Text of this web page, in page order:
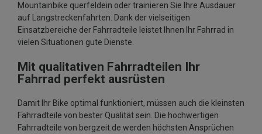
Mountainbike querfeldein oder trainieren Sie Ihre Ausdauer
auf Langstreckenfahrten. Dank der vielseitigen
Einsatzbereiche der Fahrradteile leistet Ihnen Ihr Fahrrad in
vielen Situationen gute Dienste.
Mit qualitativen Fahrradteilen Ihr
Fahrrad perfekt ausrüsten
Damit Ihr Bike optimal funktioniert, müssen auch die kleinsten
Fahrradteile von bester Qualität sein. Die hochwertigen
Fahrradteile von bergzeit.de werden höchsten Ansprüchen